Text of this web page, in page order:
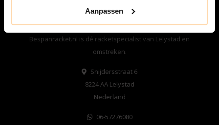
Aanpassen
Bespanracket.nl is dé racketspecialist van Lelystad en
omstreken.
Snijdersstraat 6
8224 AA Lelystad
Nederland
06-57276080